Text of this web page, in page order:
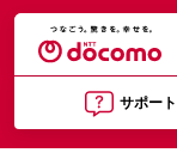
サポート